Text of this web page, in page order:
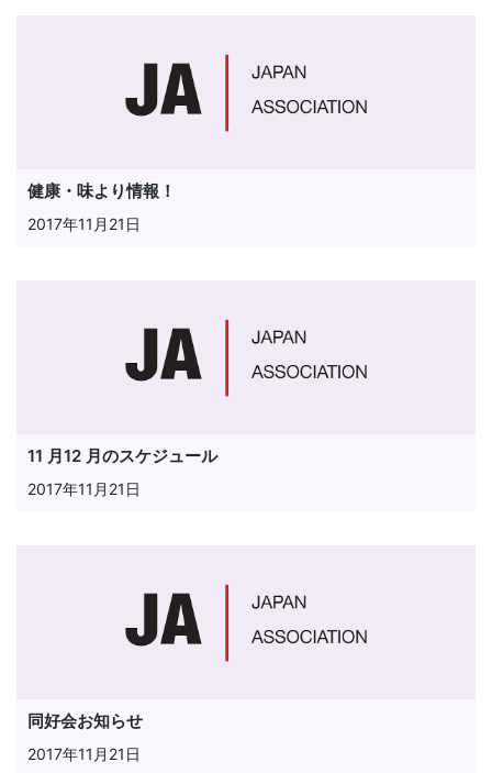
健康・味より情報！
2017年11月21日
11 月12 月のスケジュール
2017年11月21日
同好会お知らせ
2017年11月21日